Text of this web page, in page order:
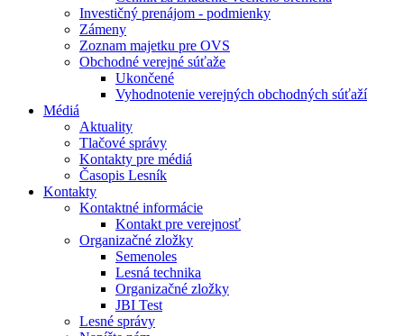
Investičný prenájom - podmienky
Zámeny
Zoznam majetku pre OVS
Obchodné verejné súťaže
Ukončené
Vyhodnotenie verejných obchodných súťaží
Médiá
Aktuality
Tlačové správy
Kontakty pre médiá
Časopis Lesník
Kontakty
Kontaktné informácie
Kontakt pre verejnosť
Organizačné zložky
Semenoles
Lesná technika
Organizačné zložky
JBI Test
Lesné správy